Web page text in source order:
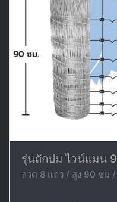
รุ่นถักปม ไวน์แมน
ลวด 8 แถว / สูง 90 ซม /